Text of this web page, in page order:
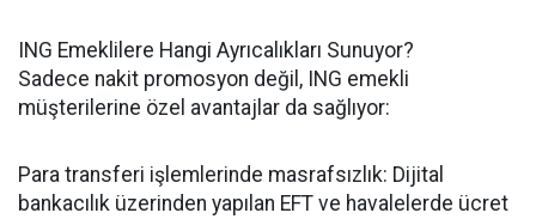
ING Emeklilere Hangi Ayrıcalıkları Sunuyor?
Sadece nakit promosyon değil, ING emekli
müşterilerine özel avantajlar da sağlıyor:
Para transferi işlemlerinde masrafsızlık: Dijital
bankacılık üzerinden yapılan EFT ve havalelerde ücret